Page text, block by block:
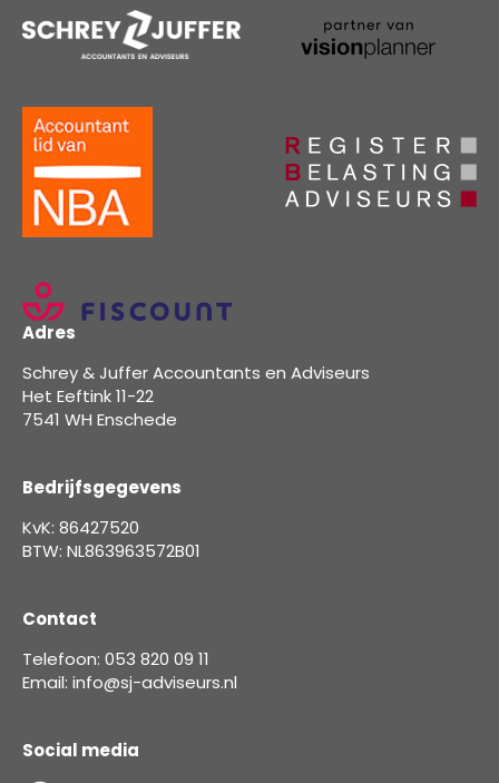
Adres
Schrey & Juffer Accountants en Adviseurs
Het Eeftink 11-22
7541 WH Enschede
Bedrijfsgegevens
KvK: 86427520
BTW: NL863963572B01
Contact
Telefoon: 053 820 09 11
Email: info@sj-adviseurs.nl
Social media